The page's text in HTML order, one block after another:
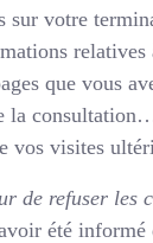
sur votre
que vous
la
vos visites
de refuser les
été informé